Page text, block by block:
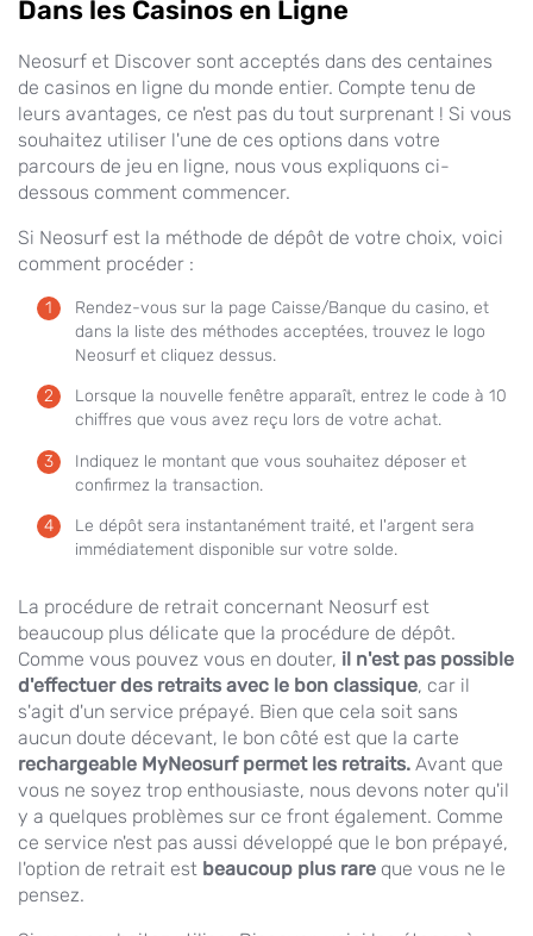
Dans les Casinos en Ligne
Neosurf et Discover sont acceptés dans des centaines
de casinos en ligne du monde entier. Compte tenu de
leurs avantages, ce n'est pas du tout surprenant ! Si vous
souhaitez utiliser l'une de ces options dans votre
parcours de jeu en ligne, nous vous expliquons ci-
dessous comment commencer.
Si Neosurf est la méthode de dépôt de votre choix, voici
comment procéder :
Rendez-vous sur la page Caisse/Banque du casino, et
dans la liste des méthodes acceptées, trouvez le logo
Neosurf et cliquez dessus.
Lorsque la nouvelle fenêtre apparaît, entrez le code à 10
chiffres que vous avez reçu lors de votre achat.
Indiquez le montant que vous souhaitez déposer et
confirmez la transaction.
Le dépôt sera instantanément traité, et l'argent sera
immédiatement disponible sur votre solde.
La procédure de retrait concernant Neosurf est
beaucoup plus délicate que la procédure de dépôt.
Comme vous pouvez vous en douter, il n'est pas possible
d'effectuer des retraits avec le bon classique, car il
s'agit d'un service prépayé. Bien que cela soit sans
aucun doute décevant, le bon côté est que la carte
rechargeable MyNeosurf permet les retraits. Avant que
vous ne soyez trop enthousiaste, nous devons noter qu'il
y a quelques problèmes sur ce front également. Comme
ce service n'est pas aussi développé que le bon prépayé,
l'option de retrait est beaucoup plus rare que vous ne le
pensez.